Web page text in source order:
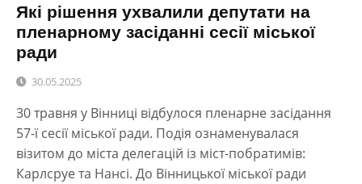
Які рішення ухвалили депутати на
пленарному засіданні сесії міської
ради
30.05.2025
30 травня у Вінниці відбулося пленарне засідання
57-ї сесії міської ради. Подія ознаменувалася
візитом до міста делегацій із міст-побратимів:
Карлсруе та Нансі. До Вінницької міської ради